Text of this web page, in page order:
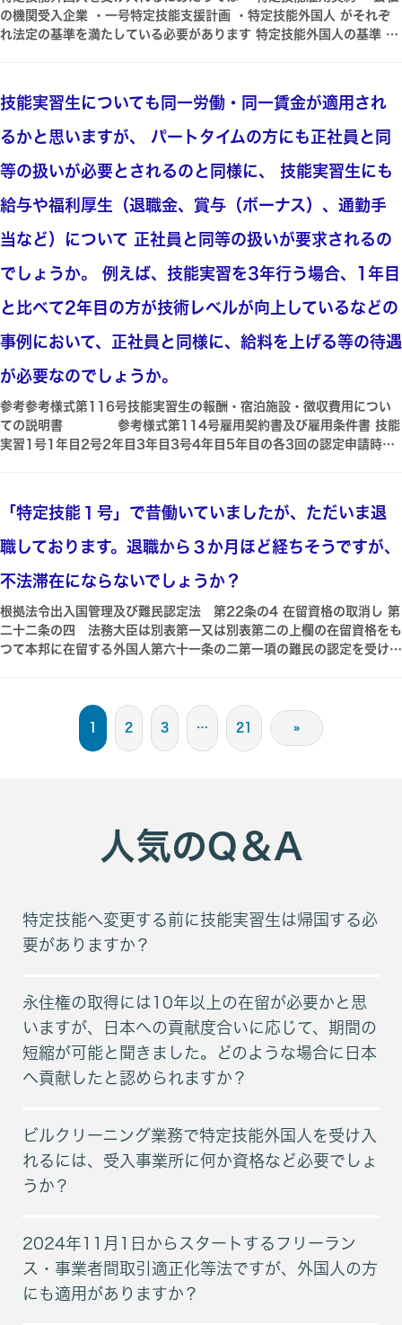
外となる学生の詳細については雇用保険法・雇用保険法施行規則・雇用
保険に関する業務取扱要領に記載されております 適用除外 根拠法令雇
の五第一項の規定による申出をして高年齢被保険者となる者及びこの法
律を適用することとした場合において第四十三条第一項に規定する日雇
労働被保険者に該当することとなる者を除く二 同一の事業主の適用事
月において十八日以上同一の事業主の適用事業に雇用された者及びこの
者であつて第四十三条第一項各号のいずれかに該当するものに該当する
項各号のいずれかに該当するもの四 学校教育法昭和二十二年法律第二
十六号第一条第百二十四条又は第百三十四条第一項の学校の学生又は生
徒であつて前三号に掲げる者に準ずるものとして厚生労働省令で定める
者 厚生労働省令で定める者 根拠法令雇用保険法施行規則 第3条の2
条第四号に規定する厚生労働省令で定める者は次の各号に掲げる者以外
業した...
の機関受入企業 ・一号特定技能支援計画 ・特定技能外国人 がそれぞ
れ法定の基準を満たしている必要があります 特定技能外国人の基準 申
号特定技能外国人支援計画が同条第六項及び第七項の規定に適合するこ
と のほか 申請人が次のいずれにも該当していること 一 六 省略
根拠法令上陸基準省令 このうち 特定技能雇用契約の基準として帰国担
保措置が講じられている必要があります 帰国担保措置 特定技能雇用契
準のうち外国人の適正な在留に資するために必要な事項に係るものは次
る旅費を負担することができないときは当該特定技能雇用契約の相手方
用契約の終了後の出国が円滑になされるよう必要な措置を講ずることと
していること 根拠法令特定技能基準省令 ここでは 雇用契約の終了原
因自己都合退職解雇などに問うていないことに注意が必要です 終了原
因を問わない理由は この規定は不法残留不法就労を抑止するために設
と帰国できない退職者が生じ実効性のないものになってしまうからです
技能実習生についても同一労働・同一賃金が適用され
るかと思いますが、 パートタイムの方にも正社員と同
等の扱いが必要とされるのと同様に、 技能実習生にも
給与や福利厚生（退職金、賞与（ボーナス）、通勤手
当など）について 正社員と同等の扱いが要求されるの
でしょうか。 例えば、技能実習を3年行う場合、1年目
と比べて2年目の方が技術レベルが向上しているなどの
事例において、正社員と同様に、給料を上げる等の待遇
が必要なのでしょうか。
参考参考様式第116号技能実習生の報酬・宿泊施設・徴収費用につい
ての説明書 参考様式第114号雇用契約書及び雇用条件書 技能
実習1号1年目2号2年目3年目3号4年目5年目の各3回の認定申請時に
すので下記で運用されています ①月給額又は時給額は日本人と原則同
等参考様式第116号に記載する ②賞与ボーナスや退職金はなしで可参
考様式第114号でなしにチェックする ③その他いわゆる通常の手当は
比較的日本人同様に支給されています ②の賞与ボーナスは日本人に支
摘されるのみで不支給でも問題なしです 退職金はそもそも最長3年の
契約更新の有無無しでの契約ですので不支給で可です 同一労働同一賃
金に関しては 技能実習生と日本人正社員とは職務の範囲も責任の度合
「特定技能１号」で昔働いていましたが、ただいま退
職しております。退職から３か月ほど経ちそうですが、
不法滞在にならないでしょうか？
根拠法令出入国管理及び難民認定法 第22条の4 在留資格の取消し 第
二十二条の四 法務大臣は別表第一又は別表第二の上欄の在留資格をも
つて本邦に在留する外国人第六十一条の二第一項の難民の認定を受けて
消すことができる 二五省略 六 別表第一の上欄の在留資格をもつ
て在留する者が当該在留資格に応じ同表の下欄に掲げる活動を継続して
三月高度専門職の在留資格別表第一の二の表の高度専門職の項の下欄第
・稼働先を退職後再就職先を探すために会社訪問をするなど具体的な
就職活動を行っていると認められる場合 ・在籍していた教育機関が
ている者が退院後は復学する意思を有している場合 ・専修学校を卒
就職を考えているのであれば早めに就職活動を始めるのが宜しいかと思
参考資料 style href
1 2 3 … 21 »
人気のQ＆A
特定技能へ変更する前に技能実習生は帰国する必
要がありますか？
永住権の取得には10年以上の在留が必要かと思
いますが、日本への貢献度合いに応じて、期間の
短縮が可能と聞きました。どのような場合に日本
へ貢献したと認められますか？
ビルクリーニング業務で特定技能外国人を受け入
れるには、受入事業所に何か資格など必要でしょ
うか？
2024年11月1日からスタートするフリーラン
ス・事業者間取引適正化等法ですが、外国人の方
にも適用がありますか？